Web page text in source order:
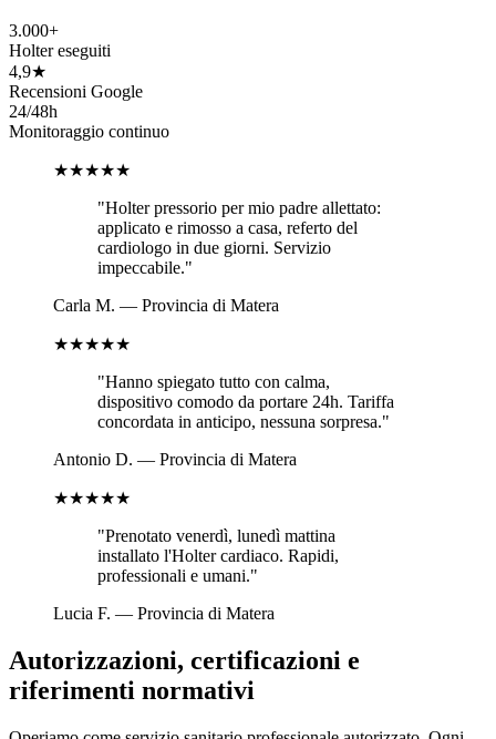
3.000+
Holter eseguiti
4,9★
Recensioni Google
24/48h
Monitoraggio continuo
★★★★★
"Holter pressorio per mio padre allettato:
applicato e rimosso a casa, referto del
cardiologo in due giorni. Servizio
impeccabile."
Carla M. — Provincia di Matera
★★★★★
"Hanno spiegato tutto con calma,
dispositivo comodo da portare 24h. Tariffa
concordata in anticipo, nessuna sorpresa."
Antonio D. — Provincia di Matera
★★★★★
"Prenotato venerdì, lunedì mattina
installato l'Holter cardiaco. Rapidi,
professionali e umani."
Lucia F. — Provincia di Matera
Autorizzazioni, certificazioni e
riferimenti normativi